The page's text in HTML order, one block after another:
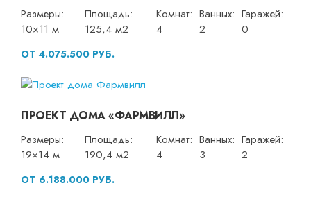
Размеры:
10×11 м
Площадь:
125,4 м2
Комнат:
4
Ванных:
2
Гаражей:
0
ОТ 4.075.500 РУБ.
ПРОЕКТ ДОМА «ФАРМВИЛЛ»
Размеры:
19×14 м
Площадь:
190,4 м2
Комнат:
4
Ванных:
3
Гаражей:
2
ОТ 6.188.000 РУБ.